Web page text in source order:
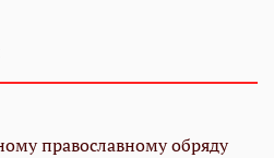
православному обряду